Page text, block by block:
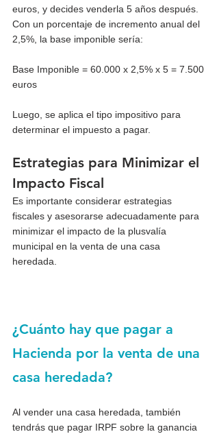
euros, y decides venderla 5 años después.
Con un porcentaje de incremento anual del
2,5%, la base imponible sería:
Base Imponible = 60.000 x 2,5% x 5 = 7.500
euros
Luego, se aplica el tipo impositivo para
determinar el impuesto a pagar.
Estrategias para Minimizar el
Impacto Fiscal
Es importante considerar estrategias
fiscales y asesorarse adecuadamente para
minimizar el impacto de la plusvalía
municipal en la venta de una casa
heredada.
¿Cuánto hay que pagar a
Hacienda por la venta de una
casa heredada?
Al vender una casa heredada, también
tendrás que pagar IRPF sobre la ganancia